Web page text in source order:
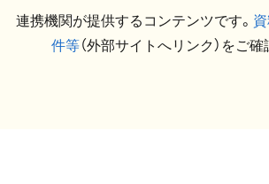
連携機関が提供するコンテンツです。
件等（外部サイトへリンク）をご確